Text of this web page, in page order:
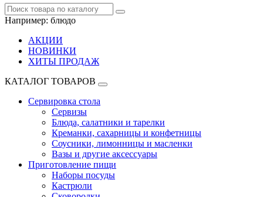
Например: блюдо
АКЦИИ
НОВИНКИ
ХИТЫ ПРОДАЖ
КАТАЛОГ ТОВАРОВ
Сервировка стола
Сервизы
Блюда, салатники и тарелки
Креманки, сахарницы и конфетницы
Соусники, лимонницы и масленки
Вазы и другие аксессуары
Приготовление пищи
Наборы посуды
Кастрюли